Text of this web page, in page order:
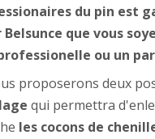
du pin est
Belsunce que vous
ou un
proposerons deux
qui permettra
les cocons de